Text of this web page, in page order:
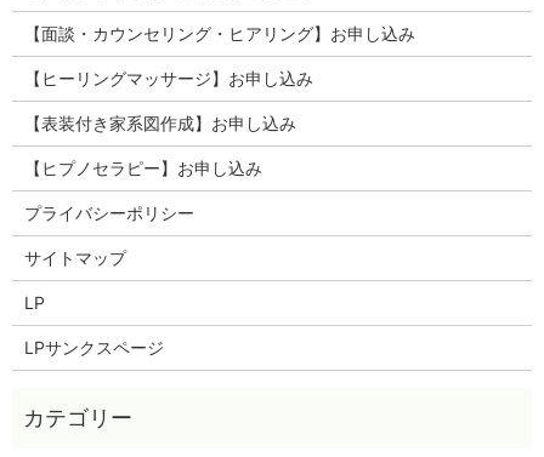
【面談・カウンセリング・ヒアリング】お申し込み
【ヒーリングマッサージ】お申し込み
【表装付き家系図作成】お申し込み
【ヒプノセラピー】お申し込み
プライバシーポリシー
サイトマップ
LP
LPサンクスページ